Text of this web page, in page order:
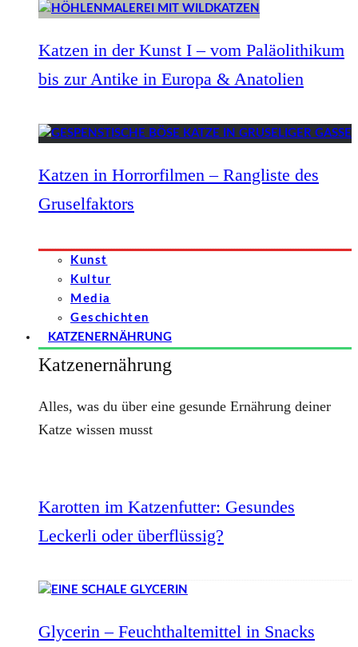
Katzen in der Kunst I – vom Paläolithikum
bis zur Antike in Europa & Anatolien
Katzen in Horrorfilmen – Rangliste des
Gruselfaktors
Kunst
Kultur
Media
Geschichten
KATZENERNÄHRUNG
Katzenernährung
Alles, was du über eine gesunde Ernährung deiner
Katze wissen musst
Karotten im Katzenfutter: Gesundes
Leckerli oder überflüssig?
Glycerin – Feuchthaltemittel in Snacks